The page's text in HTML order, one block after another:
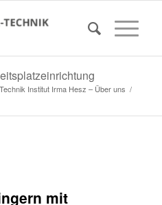
Institut Irma Hesz – Über uns /
mit